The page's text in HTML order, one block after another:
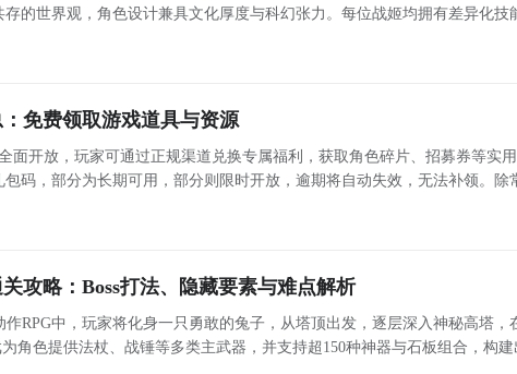
的世界观，角色设计兼具文化厚度与科幻张力。每位战姬均拥有差异化技
免费领取游戏道具与资源
面开放，玩家可通过正规渠道兑换专属福利，获取角色碎片、招募券等实
码，部分为长期可用，部分则限时开放，逾期将自动失效，无法补领。除
攻略：Boss打法、隐藏要素与难点解析
RPG中，玩家将化身一只勇敢的兔子，从塔顶出发，逐层深入神秘高塔，
角色提供法杖、战锤等多类主武器，并支持超150种神器与石板组合，构建